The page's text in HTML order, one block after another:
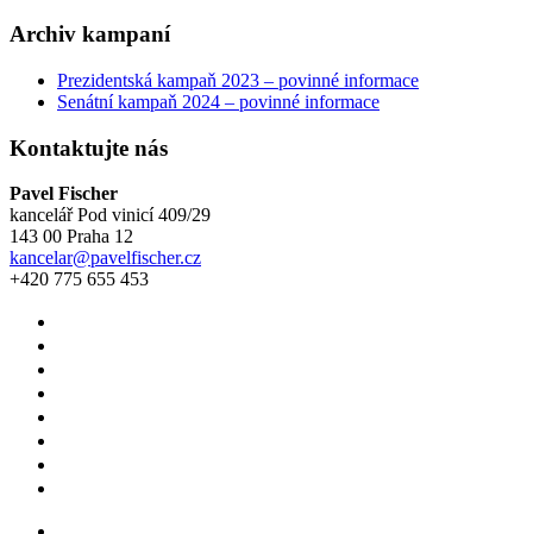
Archiv kampaní
Prezidentská kampaň 2023 – povinné informace
Senátní kampaň 2024 – povinné informace
Kontaktujte nás
Pavel Fischer
kancelář Pod vinicí 409/29
143 00 Praha 12
kancelar@pavelfischer.cz
+420 775 655 453